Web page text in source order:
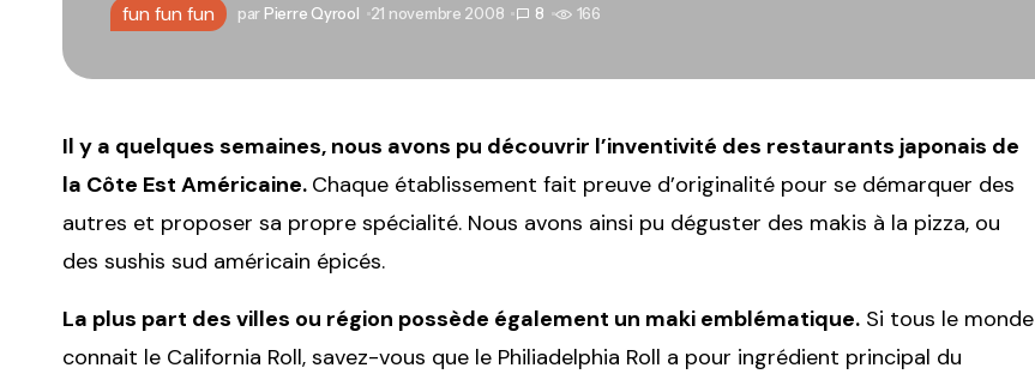
fun fun fun par Pierre Qyrool 21 novembre 2008 8 166
Il y a quelques semaines, nous avons pu découvrir l’inventivité des restaurants japonais de
la Côte Est Américaine. Chaque établissement fait preuve d’originalité pour se démarquer des
autres et proposer sa propre spécialité. Nous avons ainsi pu déguster des makis à la pizza, ou
des sushis sud américain épicés.
La plus part des villes ou région possède également un maki emblématique. Si tous le monde
connait le California Roll, savez-vous que le Philiadelphia Roll a pour ingrédient principal du